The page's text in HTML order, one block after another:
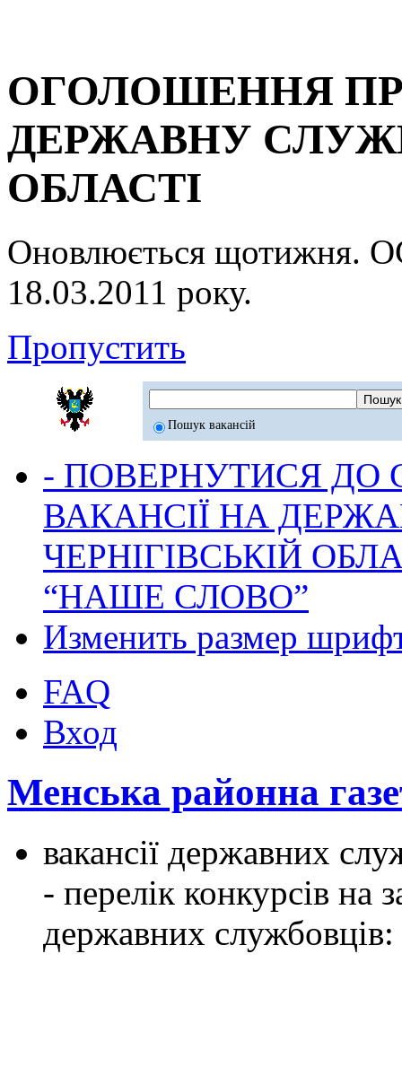
ОГОЛОШЕННЯ
ДЕРЖАВНУ
ОБЛАСТІ
Оновлюється
18.03.2011 року.
Пропустить
Пошук вакансій
- ПОВЕРНУТИСЯ ДО
ВАКАНСІЇ НА
ЧЕРНІГІВСЬКІЙ
“НАШЕ СЛОВО”
Изменить размер
FAQ
Вход
Менська районна
вакансії державних
- перелік конкурсів на
державних службовців: